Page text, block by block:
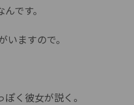
です。
いますので。
く彼女が説く。